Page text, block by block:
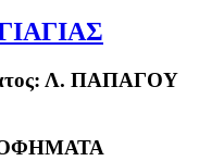
Λ. ΠΑΠΑΓΟΥ